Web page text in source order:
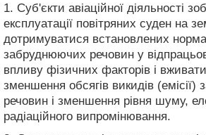
1. Суб'єкти авіаційної діяльності
експлуатації повітряних суден на
дотримуватися встановлених
забруднюючих речовин у
впливу фізичних факторів і
зменшення обсягів викидів
речовин і зменшення рівня шуму,
радіаційного випромінювання.